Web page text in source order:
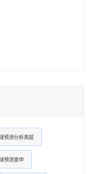
预测分析英超
预测意甲